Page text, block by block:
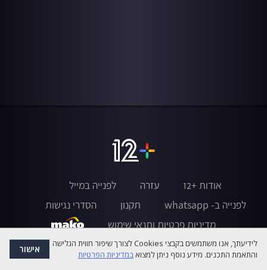
אודות +12 עזרה
לפנייה במייל
לפנייה ב- whatsapp
תקנון
הסדרי נגישות
מדיניות פרטיות ותנאי שימוש
לידיעתך, אנו משתמשים בקבצי Cookies לצורך שיפור חווית הגלישה
והתאמת התכנים. מידע נוסף ניתן למצואבמדיניות הפרטיות אישור